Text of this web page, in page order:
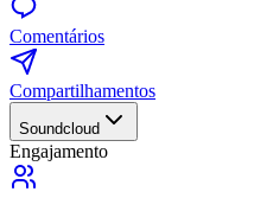
Comentários
Compartilhamentos
Soundcloud
Engajamento